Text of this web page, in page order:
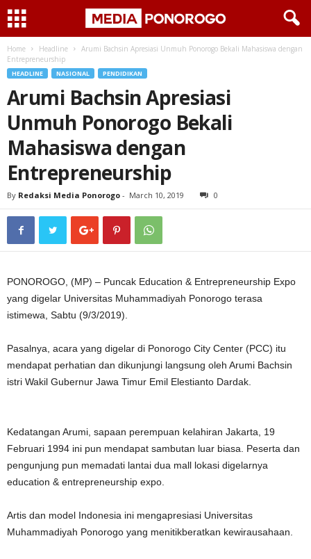
Home Headline
Arumi Bachsin Apresiasi Unmuh Ponorogo Bekali Mahasiswa dengan
Entrepreneurship
HEADLINE NASIONAL PENDIDIKAN
Arumi Bachsin Apresiasi
Unmuh Ponorogo Bekali
Mahasiswa dengan
Entrepreneurship
By Redaksi Media Ponorogo - March 10, 2019 0
PONOROGO, (MP) – Puncak Education & Entrepreneurship Expo
yang digelar Universitas Muhammadiyah Ponorogo terasa
istimewa, Sabtu (9/3/2019).
Pasalnya, acara yang digelar di Ponorogo City Center (PCC) itu
mendapat perhatian dan dikunjungi langsung oleh Arumi Bachsin
istri Wakil Gubernur Jawa Timur Emil Elestianto Dardak.
Kedatangan Arumi, sapaan perempuan kelahiran Jakarta, 19
Februari 1994 ini pun mendapat sambutan luar biasa. Peserta dan
pengunjung pun memadati lantai dua mall lokasi digelarnya
education & entrepreneurship expo.
Artis dan model Indonesia ini mengapresiasi Universitas
Muhammadiyah Ponorogo yang menitikberatkan kewirausahaan.